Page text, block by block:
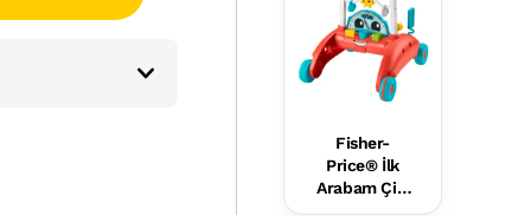
Fisher-
Price® İlk
Arabam Çift
Yönlü